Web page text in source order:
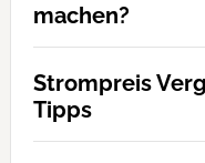
machen?
Strompreis
Tipps